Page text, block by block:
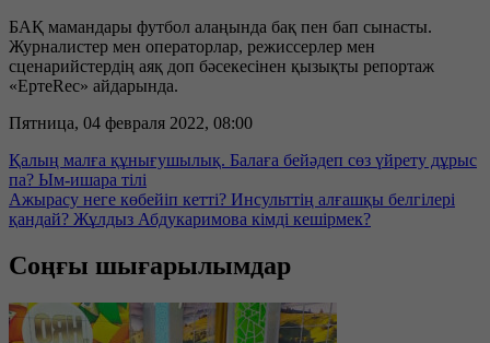
БАҚ мамандары футбол алаңында бақ пен бап сынасты.
Журналистер мен операторлар, режиссерлер мен
сценарийстердің аяқ доп бәсекесінен қызықты репортаж
«ЕртеRec» айдарында.
Пятница, 04 февраля 2022, 08:00
Қалың малға құнығушылық. Балаға бейәдеп сөз үйрету дұрыс
па? Ым-ишара тілі
Ажырасу неге көбейіп кетті? Инсульттің алғашқы белгілері
қандай? Жұлдыз Абдукаримова кімді кешірмек?
Соңғы шығарылымдар